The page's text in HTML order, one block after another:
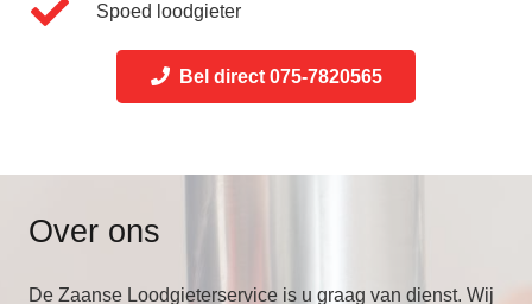
Spoed loodgieter
Bel direct 075-7820565
Over ons
De Zaanse Loodgieterservice is u graag van dienst. Wij